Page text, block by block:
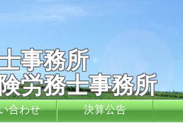
認会計
士事務所
合わせ 決算公告